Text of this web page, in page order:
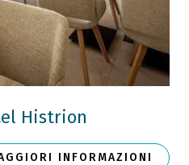
Histrion
INFORMAZIONI